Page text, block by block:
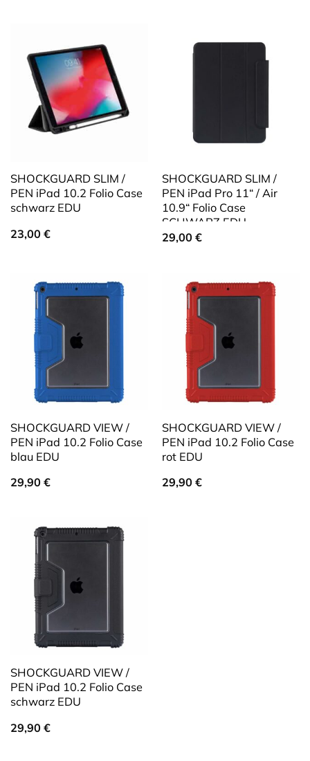
SHOCKGUARD SLIM /
PEN iPad 10.2 Folio Case
schwarz EDU
23,00 €
SHOCKGUARD SLIM /
PEN iPad Pro 11“ / Air
10.9“ Folio Case
SCHWARZ EDU
29,00 €
SHOCKGUARD VIEW /
PEN iPad 10.2 Folio Case
blau EDU
29,90 €
SHOCKGUARD VIEW /
PEN iPad 10.2 Folio Case
rot EDU
29,90 €
SHOCKGUARD VIEW /
PEN iPad 10.2 Folio Case
schwarz EDU
29,90 €